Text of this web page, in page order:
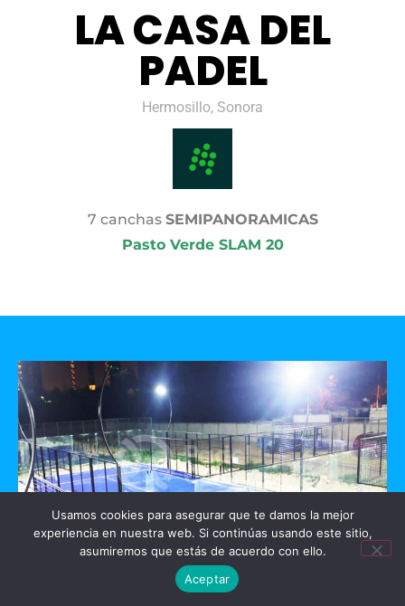
LA CASA DEL
PADEL
Hermosillo, Sonora
7 canchas SEMIPANORAMICAS
Pasto Verde SLAM 20
Usamos cookies para asegurar que te damos la mejor
experiencia en nuestra web. Si continúas usando este sitio,
asumiremos que estás de acuerdo con ello.
Aceptar